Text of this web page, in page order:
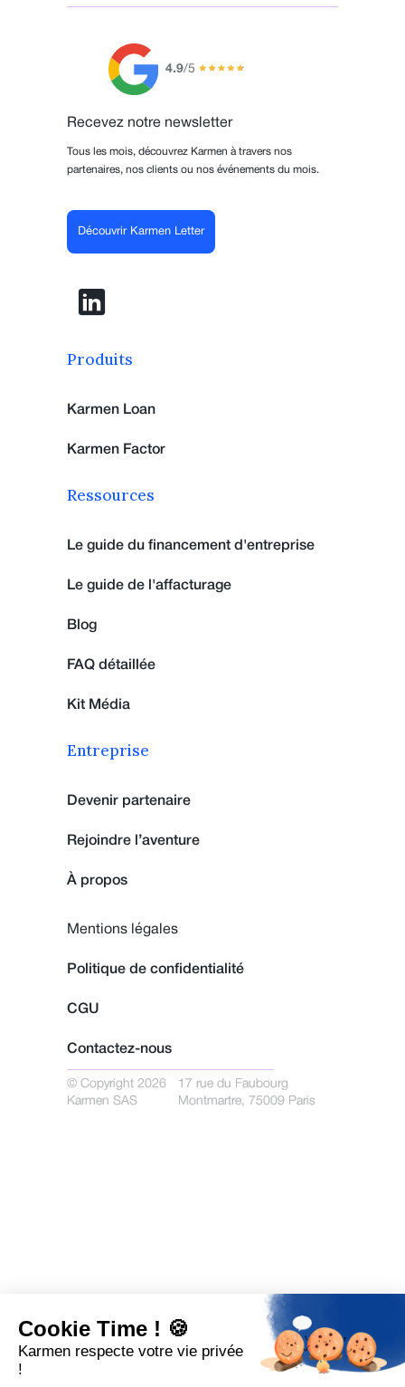
4.9/5
Recevez notre newsletter
Tous les mois, découvrez Karmen à travers nos
partenaires, nos clients ou nos événements du mois.
Découvrir Karmen Letter
Produits
Karmen Loan
Karmen Factor
Ressources
Le guide du financement d'entreprise
Le guide de l'affacturage
Blog
FAQ détaillée
Kit Média
Entreprise
Devenir partenaire
Rejoindre l’aventure
À propos
Mentions légales
Politique de confidentialité
CGU
Contactez-nous
© Copyright 2026
Karmen SAS
17 rue du Faubourg
Montmartre, 75009 Paris
Cookie Time ! 🍪
Karmen respecte votre vie privée
!